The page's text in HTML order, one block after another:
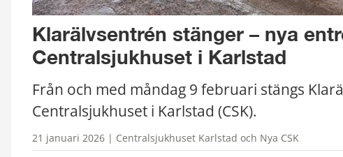
Klarälvsentrén stänger – nya
Centralsjukhuset i Karlstad
Från och med måndag 9 februari stängs
Centralsjukhuset i Karlstad (CSK).
21 januari 2026 | Centralsjukhuset Karlstad och Nya CSK